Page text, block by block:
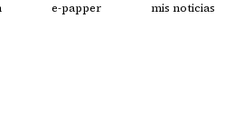
e-papper mis noticias